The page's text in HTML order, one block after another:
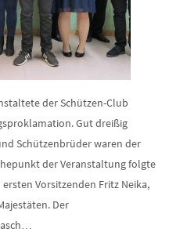
der Schützen-Club
Gut dreißig
Schützenbrüder waren der
der Veranstaltung folgte
Vorsitzenden Fritz Neika,
Der